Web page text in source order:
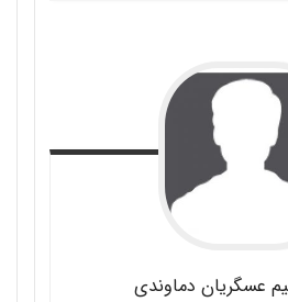
عسگریان دماوندی